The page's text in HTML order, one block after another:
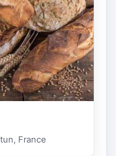
France